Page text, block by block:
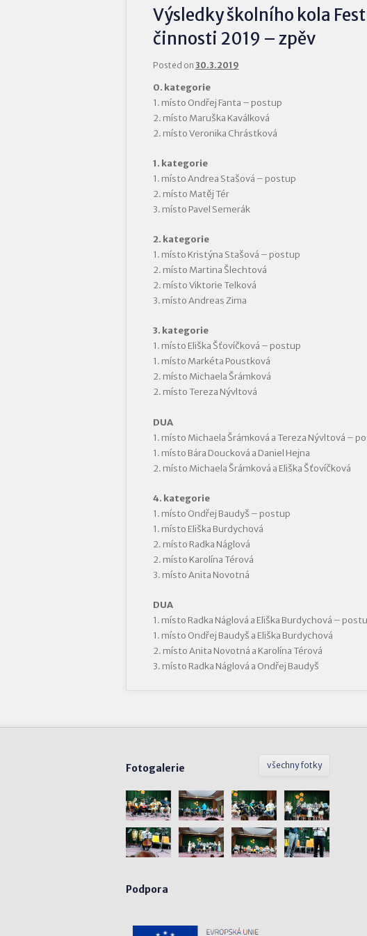
Výsledky školního kola
činnosti 2019 – zpěv
Posted on 30.3.2019
0. kategorie
1. místo Ondřej Fanta – postup
2. místo Maruška Kaválková
2. místo Veronika Chrástková
1. kategorie
1. místo Andrea Stašová – postup
2. místo Matěj Tér
3. místo Pavel Semerák
2. kategorie
1. místo Kristýna Stašová – postup
2. místo Martina Šlechtová
2. místo Viktorie Telková
3. místo Andreas Zima
3. kategorie
1. místo Eliška Šťovíčková – postup
1. místo Markéta Poustková
2. místo Michaela Šrámková
2. místo Tereza Nývltová
DUA
1. místo Michaela Šrámková a Tereza Nývltová –
1. místo Bára Doucková a Daniel Hejna
2. místo Michaela Šrámková a Eliška Šťovíčková
4. kategorie
1. místo Ondřej Baudyš – postup
1. místo Eliška Burdychová
2. místo Radka Náglová
2. místo Karolína Térová
3. místo Anita Novotná
DUA
1. místo Radka Náglová a Eliška Burdychová –
1. místo Ondřej Baudyš a Eliška Burdychová
2. místo Anita Novotná a Karolína Térová
3. místo Radka Náglová a Ondřej Baudyš
všechny fotky
Fotogalerie
Podpora